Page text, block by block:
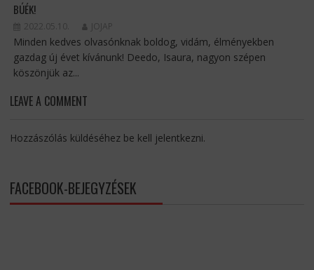
BÚÉK!
2022.05.10. JOJAP
Minden kedves olvasónknak boldog, vidám, élményekben
gazdag új évet kívánunk! Deedo, Isaura, nagyon szépen
köszönjük az...
LEAVE A COMMENT
Hozzászólás küldéséhez be kell jelentkezni.
FACEBOOK-BEJEGYZÉSEK